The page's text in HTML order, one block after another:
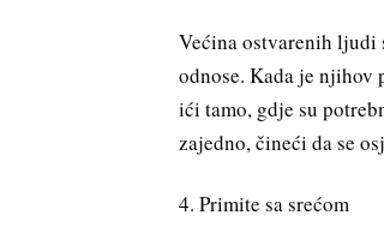
Većina ostvarenih ljudi
odnose. Kada je njihov
ići tamo, gdje su
zajedno, čineći da se
4. Primite sa srećom